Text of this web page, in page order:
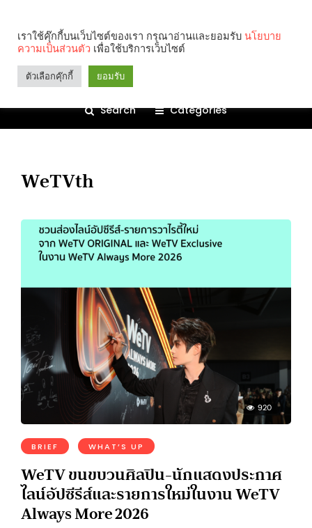
Search Categories
WeTVth
920
BRIEF WHAT’S UP
WeTV ขนขบวนศิลปิน-นักแสดงประกาศ
ไลน์อัปซีรีส์และรายการใหม่ในงาน WeTV
Always More 2026
เราใช้คุ๊กกี้บนเว็บไซต์ของเรา กรุณาอ่านและยอมรับ นโยบาย
ความเป็นส่วนตัว เพื่อใช้บริการเว็บไซต์
ตัวเลือกคุ๊กกี้ ยอมรับ